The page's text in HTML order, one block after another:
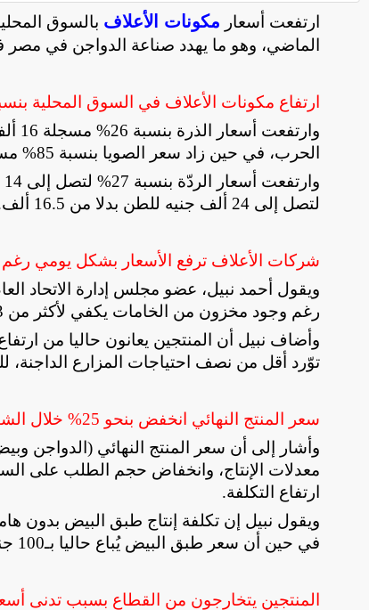
ارتفعت أسعار مكونات الأعلاف
الماضي، وهو ما يهدد صناعة الدواجن في
ارتفاع مكونات الأعلاف في السوق المحلية بنسبة
الحرب، في حين زاد سعر الصويا بنسبة 85% مسجلة 36 ألف جنيه للطن، بدلا من 19.5 ألف جنيه
لتصل إلى 24 ألف جنيه للطن بدلا من 16.5 ألف
شركات الأعلاف ترفع الأسعار بشكل يومي
ويقول أحمد نبيل، عضو مجلس إدارة الاتحاد
رغم وجود مخزون من الخامات يكفي لأكثر من 3 أشهر
وأضاف نبيل أن المنتجين يعانون حاليا من
توّرد أقل من نصف احتياجات المزارع الداجنة،
سعر المنتج النهائي انخفض بنحو 25% خلال الشهر الماضي فقط
معدلات الإنتاج، وانخفاض حجم الطلب على
ارتفاع التكلفة.
في حين أن سعر طبق البيض يُباع حاليا بـ100 جنيها، مقابل 125 جنيها في بداية العام الجاري
المنتجين يتخارجون من القطاع بسبب تدنى